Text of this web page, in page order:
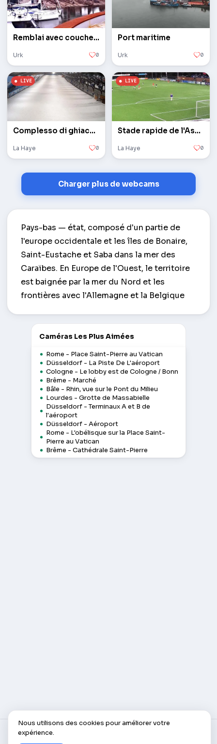
Remblai avec couchettes pour yachts et bateaux
Urk 0
Port maritime
Urk 0
Complesso di ghiaccio indoor SnowWorld a Zuttermeer...
La Haye 0
Stade rapide de l'Association de football et de cricket
La Haye 0
Charger plus de webcams
Pays-bas — état, composé d'un partie de
l'europe occidentale et les îles de Bonaire,
Saint-Eustache et Saba dans la mer des
Caraïbes. En Europe de l'Ouest, le territoire
est baignée par la mer du Nord et les
frontières avec l'Allemagne et la Belgique
Caméras Les Plus Aimées
Rome - Place Saint-Pierre au Vatican
Düsseldorf - La Piste De L'aéroport
Cologne - Le lobby est de Cologne / Bonn
Brême - Marché
Bâle - Rhin, vue sur le Pont du Milieu
Lourdes - Grotte de Massabielle
Düsseldorf - Terminaux A et B de
l'aéroport
Düsseldorf - Aéroport
Rome - L'obélisque sur la Place Saint-
Pierre au Vatican
Brême - Cathédrale Saint-Pierre
© AlleCam 2016–2026 — Votre billet virtuel pour
Nous utilisons des cookies pour améliorer votre
expérience.